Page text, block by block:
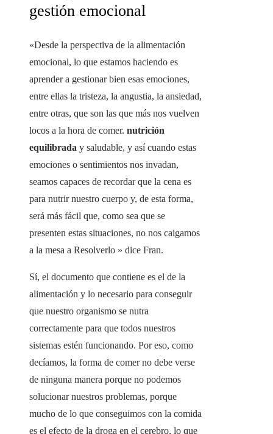
gestión emocional
«Desde la perspectiva de la alimentación
emocional, lo que estamos haciendo es
aprender a gestionar bien esas emociones,
entre ellas la tristeza, la angustia, la ansiedad,
entre otras, que son las que más nos vuelven
locos a la hora de comer. nutrición
equilibrada y saludable, y así cuando estas
emociones o sentimientos nos invadan,
seamos capaces de recordar que la cena es
para nutrir nuestro cuerpo y, de esta forma,
será más fácil que, como sea que se
presenten estas situaciones, no nos caigamos
a la mesa a Resolverlo » dice Fran.
Sí, el documento que contiene es el de la
alimentación y lo necesario para conseguir
que nuestro organismo se nutra
correctamente para que todos nuestros
sistemas estén funcionando. Por eso, como
decíamos, la forma de comer no debe verse
de ninguna manera porque no podemos
solucionar nuestros problemas, porque
mucho de lo que conseguimos con la comida
es el efecto de la droga en el cerebro, lo que